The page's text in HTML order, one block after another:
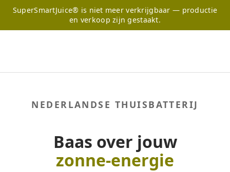
SuperSmartJuice® is niet meer verkrijgbaar — productie
en verkoop zijn gestaakt.
NEDERLANDSE THUISBATTERIJ
Baas over jouw
zonne-energie